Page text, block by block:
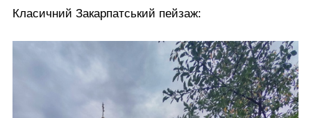
Класичний Закарпатський пейзаж: